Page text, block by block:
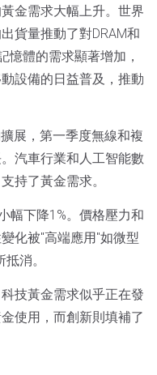
金需求大幅上升。世界
貨量推動了對DRAM和
憶體的需求顯著增加，
設備的日益普及，推動
展，第一季度無線和複
汽車行業和人工智能數
持了黃金需求。
幅下降1%。價格壓力和
化被"高端應用"如微型
消。
技黃金需求似乎正在發
使用，而創新則填補了